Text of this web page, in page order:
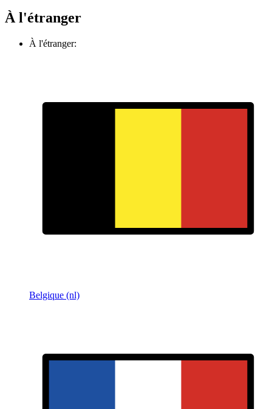
À l'étranger
À l'étranger:
Belgique (nl)